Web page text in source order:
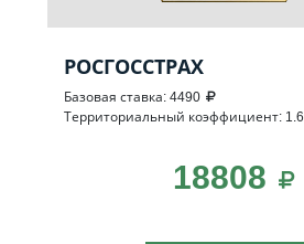
РОСГОССТРАХ
Базовая ставка: 4490
Территориальный коэффициент: 1.6
18808